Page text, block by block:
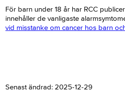
För barn under 18 år har RCC
innehåller de vanligaste
vid misstanke om cancer hos barn
Senast ändrad:2025-12-29